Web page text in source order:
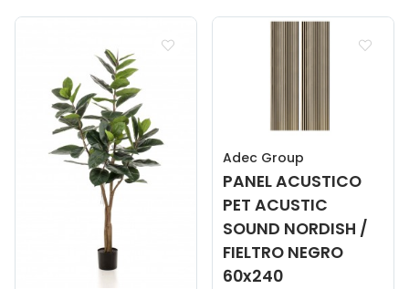
Adec Group
PANEL ACUSTICO
PET ACUSTIC
SOUND NORDISH /
FIELTRO NEGRO
60x240